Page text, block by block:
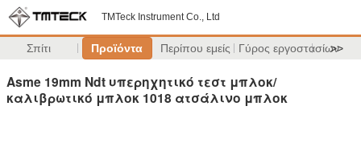
TMTeck Instrument Co., Ltd
Σπίτι Προϊόντα Περίπου εμείς Γύρος εργοστασίων
>>
Asme 19mm Ndt υπερηχητικό τεστ μπλοκ/
καλιβρωτικό μπλοκ 1018 ατσάλινο μπλοκ